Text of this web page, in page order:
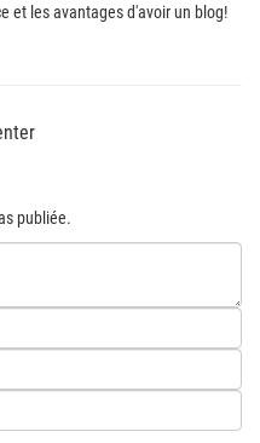
et les avantages d'avoir un blog!
publiée.